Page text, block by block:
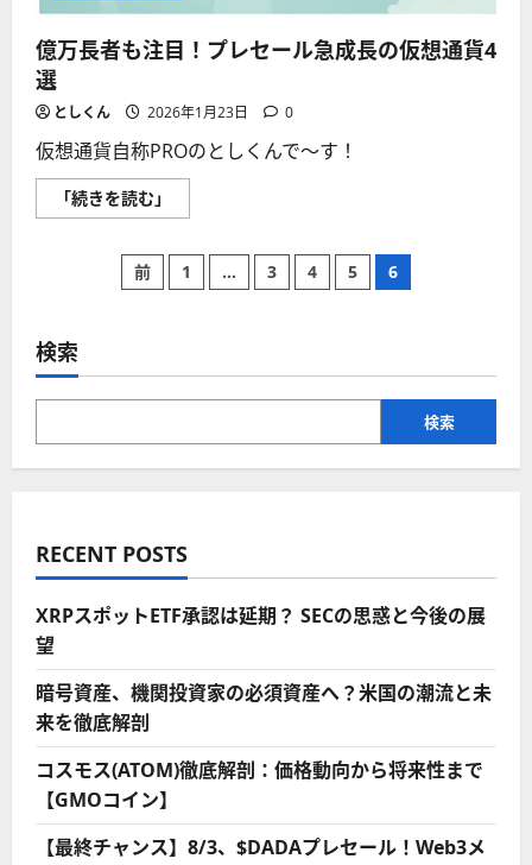
億万長者も注目！プレセール急成長の仮想通貨4
選
としくん 2026年1月23日 0
仮想通貨自称PROのとしくんで〜す！
「続きを読む」
万
も
注
目！
ル
急
の
仮
選
に
つ
て
さ
読
む
投
の
ー
送
り
前 1 … 3 4 5 6
検索
検索
RECENT POSTS
XRPスポットETF承認は延期？ SECの思惑と今後の展
望
暗号資産、機関投資家の必須資産へ？米国の潮流と未
来を徹底解剖
コスモス(ATOM)徹底解剖：価格動向から将来性まで
【GMOコイン】
【最終チャンス】8/3、$DADAプレセール！Web3メ